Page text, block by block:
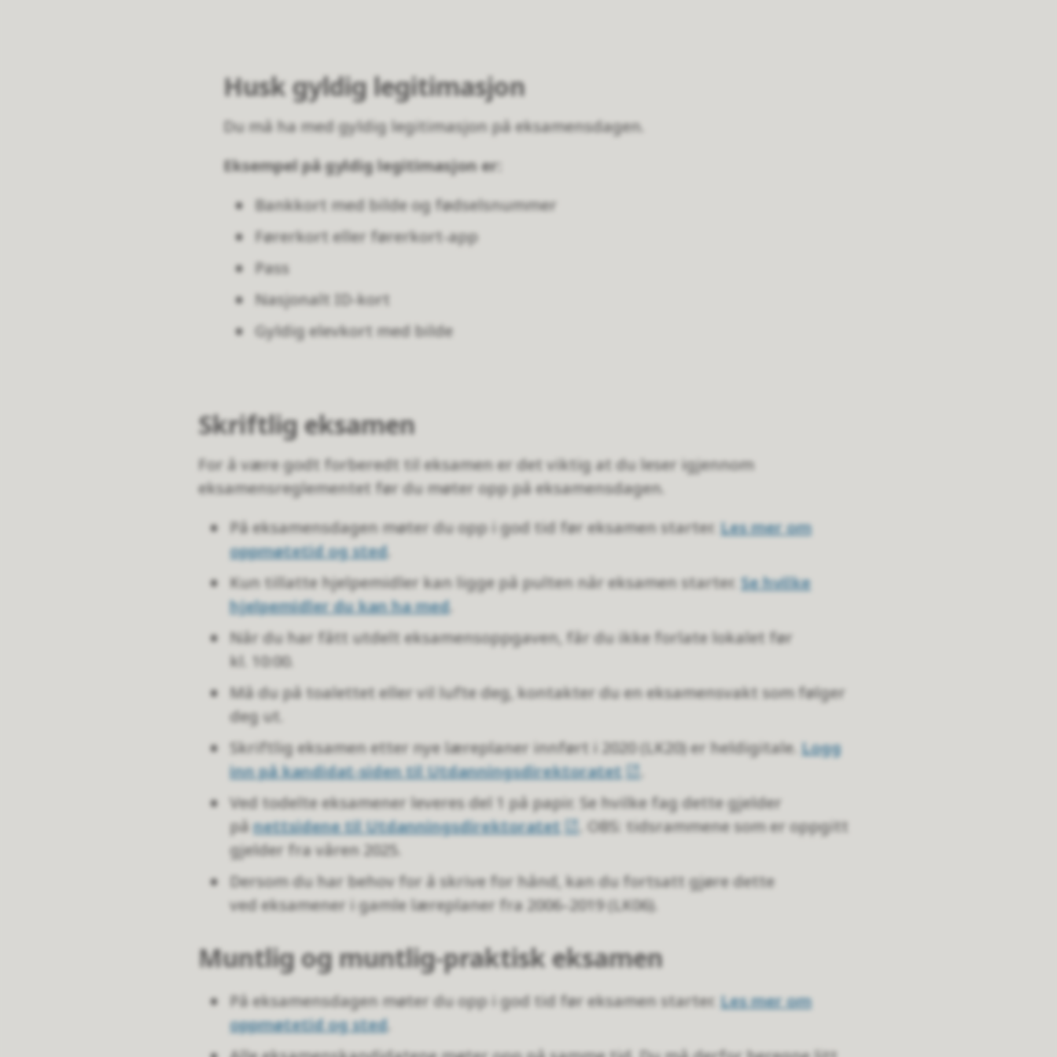
Husk gyldig legitimasjon
Du må ha med gyldig legitimasjon på eksamensdagen.
Eksempel på gyldig legitimasjon er:
Bankkort med bilde og fødselsnummer
Førerkort eller førerkort-app
Pass
Nasjonalt ID-kort
Gyldig elevkort med bilde
Skriftlig eksamen
For å være godt forberedt til eksamen er det viktig at du leser igjennom
eksamensreglementet før du møter opp på eksamensdagen.
På eksamensdagen møter du opp i god tid før eksamen starter. Les mer om
oppmøtetid og sted.
Kun tillatte hjelpemidler kan ligge på pulten når eksamen starter. Se hvilke
hjelpemidler du kan ha med.
Når du har fått utdelt eksamensoppgaven, får du ikke forlate lokalet før
kl. 10:00.
Må du på toalettet eller vil lufte deg, kontakter du en eksamensvakt som følger
deg ut.
Skriftlig eksamen etter nye læreplaner innført i 2020 (LK20) er heldigitale. Logg
inn på kandidat-siden til Utdanningsdirektoratet
Ved todelte eksamener leveres del 1 på papir. Se hvilke fag dette gjelder
pånettsidene til Utdanningsdirektoratet
. OBS: tidsrammene som er oppgitt
gjelder fra våren 2025.
Dersom du har behov for å skrive for hånd, kan du fortsatt gjøre dette
ved eksamener i gamle læreplaner fra 2006–2019 (LK06).
Muntlig og muntlig-praktisk eksamen
På eksamensdagen møter du opp i god tid før eksamen starter. Les mer om
oppmøtetid og sted.